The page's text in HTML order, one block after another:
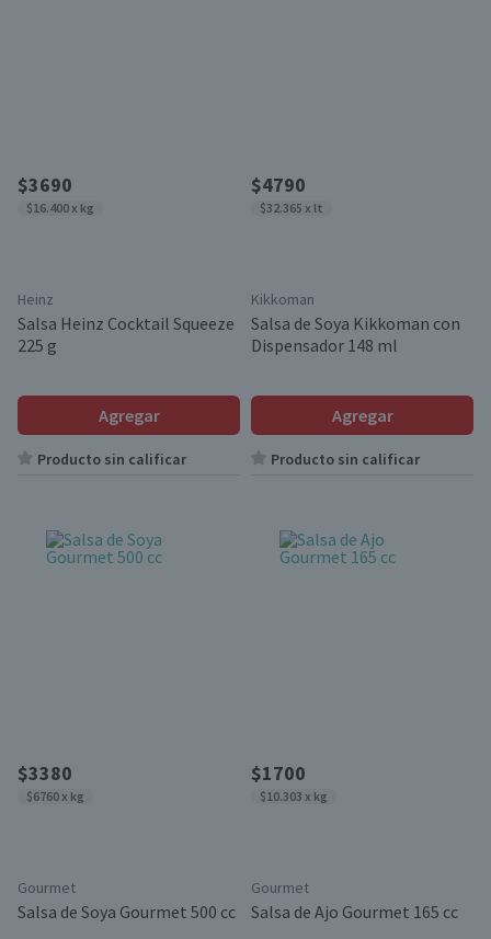
$3690
$16.400 x kg
Heinz
Salsa Heinz Cocktail Squeeze
225 g
Agregar
Producto sin calificar
$4790
$32.365 x lt
Kikkoman
Salsa de Soya Kikkoman con
Dispensador 148 ml
Agregar
Producto sin calificar
$3380
$6760 x kg
Gourmet
Salsa de Soya Gourmet 500 cc
$1700
$10.303 x kg
Gourmet
Salsa de Ajo Gourmet 165 cc